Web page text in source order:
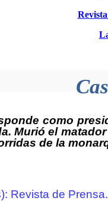
como
Murió el
de la
Revista de Prensa.